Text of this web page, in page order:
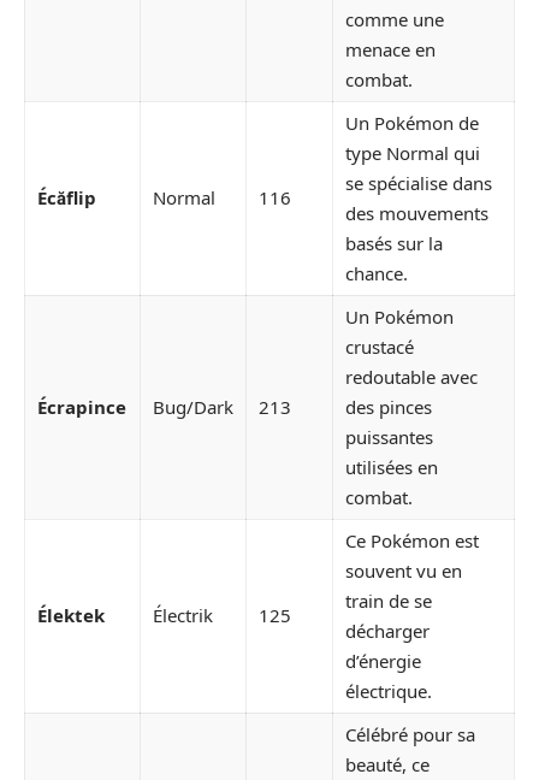
comme une
menace en
combat.
Écăflip Normal 116
Un Pokémon de
type Normal qui
se spécialise dans
des mouvements
basés sur la
chance.
Écrapince Bug/Dark 213
Un Pokémon
crustacé
redoutable avec
des pinces
puissantes
utilisées en
combat.
Élektek Électrik 125
Ce Pokémon est
souvent vu en
train de se
décharger
d’énergie
électrique.
Célébré pour sa
beauté, ce